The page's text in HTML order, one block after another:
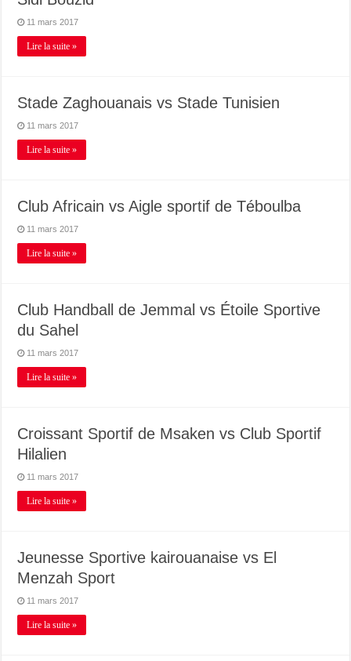
11 mars 2017
Lire la suite »
Stade Zaghouanais vs Stade Tunisien
11 mars 2017
Lire la suite »
Club Africain vs Aigle sportif de Téboulba
11 mars 2017
Lire la suite »
Club Handball de Jemmal vs Étoile Sportive
du Sahel
11 mars 2017
Lire la suite »
Croissant Sportif de Msaken vs Club Sportif
Hilalien
11 mars 2017
Lire la suite »
Jeunesse Sportive kairouanaise vs El
Menzah Sport
11 mars 2017
Lire la suite »